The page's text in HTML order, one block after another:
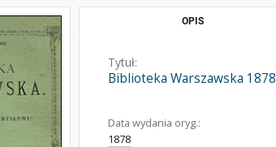
OPIS
Tytuł:
Biblioteka Warszawska 1878
Data wydania oryg.:
1878